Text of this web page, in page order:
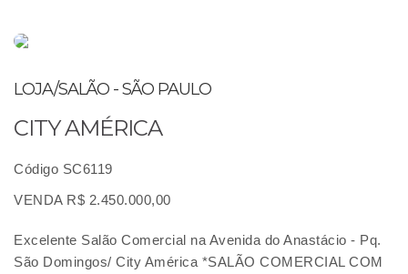
LOJA/SALÃO - SÃO PAULO
CITY AMÉRICA
Código SC6119
VENDA R$ 2.450.000,00
Excelente Salão Comercial na Avenida do Anastácio - Pq.
São Domingos/ City América *SALÃO COMERCIAL COM